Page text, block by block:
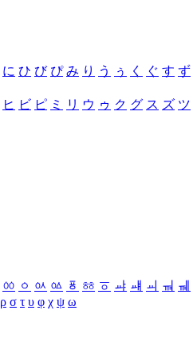
に ひ び ぴ み り う ぅ く ぐ す ず
ヒ ビ ピ ミ リ ウ ゥ ク グ ス ズ ツ
ㆀ ㆁ ㆂ ㆃ ㆄ ㆅ ㆆ ㆇ ㆈ ㆉ ㆊ ㆋ
ρ σ τ υ φ χ ψ ω